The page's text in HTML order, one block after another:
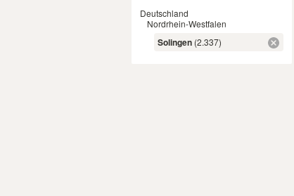
Deutschland
Nordrhein-Westfalen
Solingen (2.337)